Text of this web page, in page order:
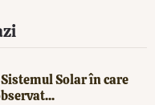
Solar în care